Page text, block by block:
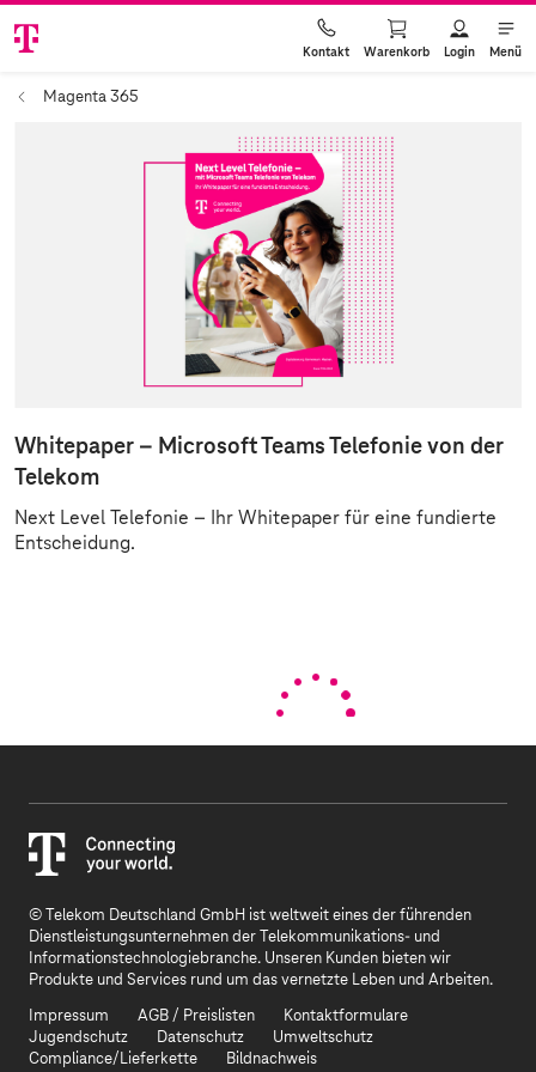
Kontakt Warenkorb Login Menü
Magenta 365
Whitepaper – Microsoft Teams Telefonie von der
Telekom
Next Level Telefonie – Ihr Whitepaper für eine fundierte
Entscheidung.
© Telekom Deutschland GmbH ist weltweit eines der führenden
Dienstleistungsunternehmen der Telekommunikations- und
Informationstechnologiebranche. Unseren Kunden bieten wir
Produkte und Services rund um das vernetzte Leben und Arbeiten.
Impressum
AGB / Preislisten
Kontaktformulare
Jugendschutz
Datenschutz
Umweltschutz
Compliance/Lieferkette
Bildnachweis